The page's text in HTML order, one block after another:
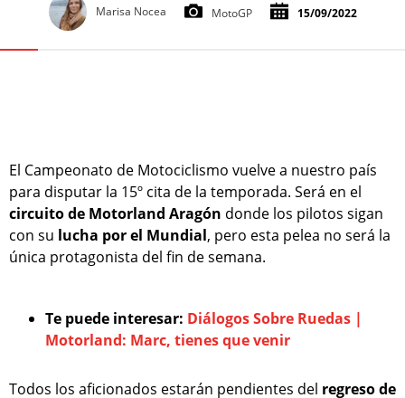
Marisa Nocea MotoGP 15/09/2022
El Campeonato de Motociclismo vuelve a nuestro país
para disputar la 15º cita de la temporada. Será en el
circuito de Motorland Aragón donde los pilotos sigan
con su lucha por el Mundial, pero esta pelea no será la
única protagonista del fin de semana.
Te puede interesar: Diálogos Sobre Ruedas |
Motorland: Marc, tienes que venir
Todos los aficionados estarán pendientes del regreso de